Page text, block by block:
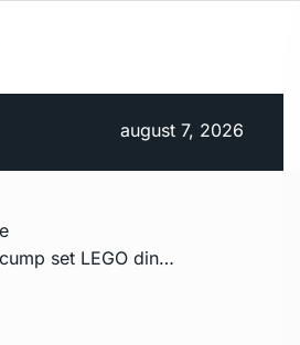
august 7, 2026
/ Cât costă cel mai scump set LEGO din lume. Va fi cumpărat mai ales de către fanii Star Wars